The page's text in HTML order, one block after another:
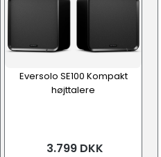
Eversolo SE100 Kompakt
højttalere
3.799 DKK